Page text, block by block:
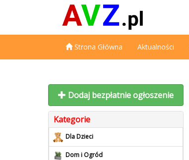
Strona Główna Aktualności
Dodaj bezpłatnie ogłoszenie
Kategorie
Dla Dzieci
Dom i Ogród